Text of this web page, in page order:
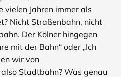
Jahren immer als
Nicht Straßenbahn, nicht
Der Kölner hingegen
mit der Bahn“ oder „Ich
wir von
Stadtbahn? Was genau